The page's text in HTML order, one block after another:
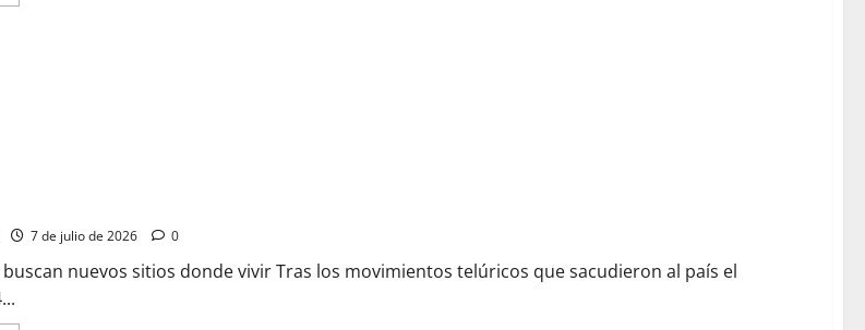
7 de julio de 2026 0
nuevos sitios donde vivir Tras los movimientos telúricos que sacudieron al país el